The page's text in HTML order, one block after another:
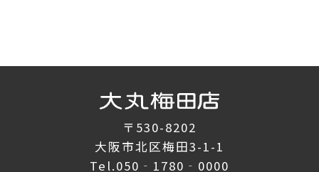
〒530-8202
大阪市北区梅田3-1-1
Tel.050‐1780‐0000